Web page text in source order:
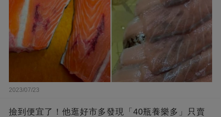
2023/07/23
撿到便宜了！他逛好市多發現「40瓶養樂多」只賣